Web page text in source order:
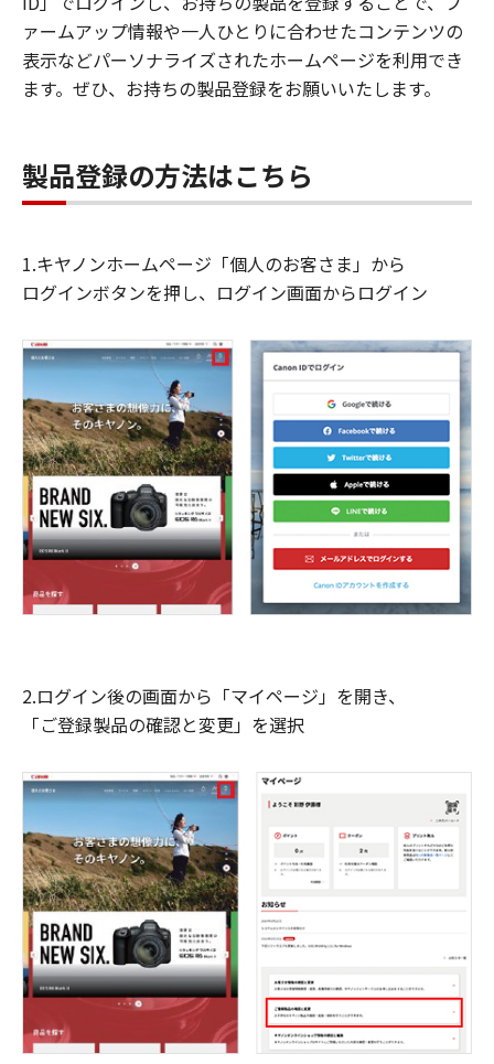
ァームアップ情報や一人ひとりに合わせたコンテンツの
表示などパーソナライズされたホームページを利用でき
ます。ぜひ、お持ちの製品登録をお願いいたします。
製品登録の方法はこちら
1.キヤノンホームページ「個人のお客さま」から
ログインボタンを押し、ログイン画面からログイン
2.ログイン後の画面から「マイページ」を開き、
「ご登録製品の確認と変更」を選択